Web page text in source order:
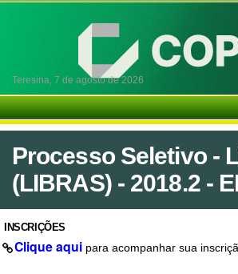
Teresina, 7 de agosto de 2026
Processo Seletivo -
(LIBRAS) - 2018.2 -
INSCRIÇÕES
Clique aqui para acompanhar sua